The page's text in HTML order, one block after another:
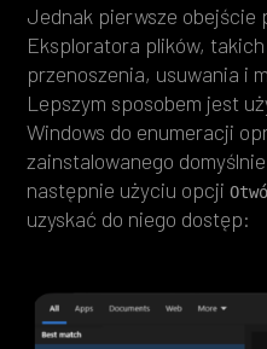
Jednak pierwsze obejście
Eksploratora plików,
przenoszenia, usuwania i
Lepszym sposobem jest
Windows do enumeracji
zainstalowanego
następnie użyciu opcji
uzyskać do niego dostęp: